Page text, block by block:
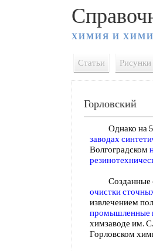
ХИМИЯ И
Статьи Рисунки
Горловский
Однако на 53
заводах
Волгоградском
Созданные с
очистки
извлечением
промышленные
химзаводе им.
Горловском